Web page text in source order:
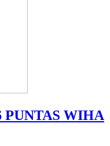
PUNTAS WIHA